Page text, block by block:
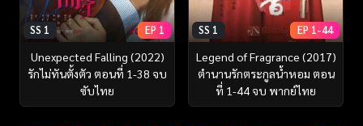
SS 1 EP 1
Unexpected Falling (2022)
รักไม่ทันตั้งตัว ตอนที่ 1-38 จบ
ซับไทย
SS 1 EP 1-44
Legend of Fragrance (2017)
ตำนานรักตระกูลน้ำหอม ตอน
ที่ 1-44 จบ พากย์ไทย